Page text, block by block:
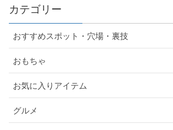
カテゴリー
おすすめスポット・穴場・裏技
おもちゃ
お気に入りアイテム
グルメ